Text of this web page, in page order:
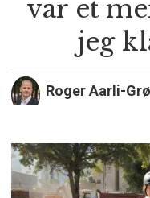
var et
jeg
Roger Aarli-